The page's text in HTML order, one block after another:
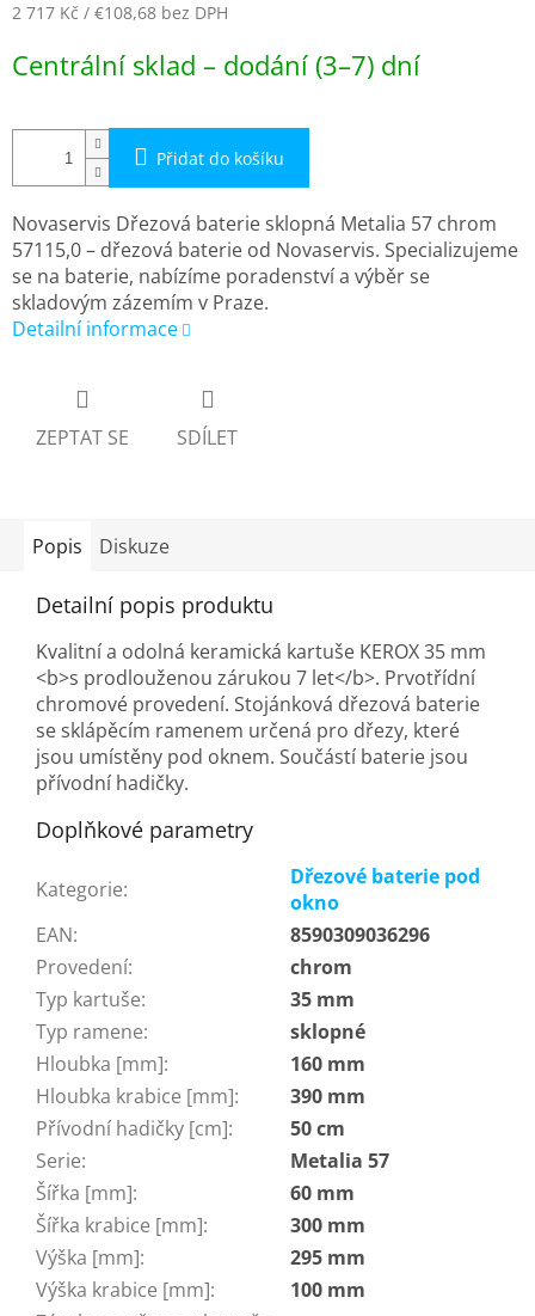
2 717 Kč / €108,68 bez DPH
cena:
Centrální sklad – dodání (3–7) dní
Přidat do košíku
Novaservis Dřezová baterie sklopná Metalia 57 chrom
57115,0 – dřezová baterie od Novaservis. Specializujeme
se na baterie, nabízíme poradenství a výběr se
skladovým zázemím v Praze.
Detailní informace
ZEPTAT SE SDÍLET
Popis Diskuze
Detailní popis produktu
Kvalitní a odolná keramická kartuše KEROX 35 mm
<b>s prodlouženou zárukou 7 let</b>. Prvotřídní
chromové provedení. Stojánková dřezová baterie
se sklápěcím ramenem určená pro dřezy, které
jsou umístěny pod oknem. Součástí baterie jsou
přívodní hadičky.
Doplňkové parametry
Kategorie:
Dřezové baterie pod
okno
EAN:
8590309036296
Provedení:
chrom
Typ kartuše:
35 mm
Typ ramene:
sklopné
Hloubka [mm]:
160 mm
Hloubka krabice [mm]:
390 mm
Přívodní hadičky [cm]:
50 cm
Serie:
Metalia 57
Šířka [mm]:
60 mm
Šířka krabice [mm]:
300 mm
Výška [mm]:
295 mm
Výška krabice [mm]:
100 mm